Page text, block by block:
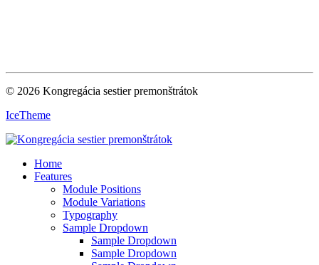
© 2026 Kongregácia sestier premonštrátok
IceTheme
Home
Features
Module Positions
Module Variations
Typography
Sample Dropdown
Sample Dropdown
Sample Dropdown